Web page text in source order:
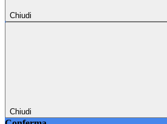
Chiudi
Chiudi